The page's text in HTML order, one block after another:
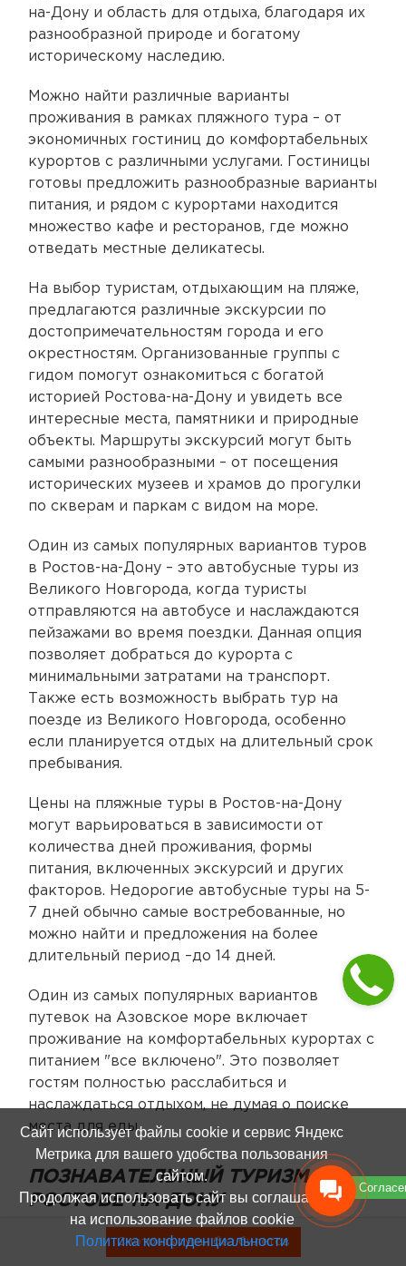
на-Дону и область для отдыха, благодаря их
разнообразной природе и богатому
историческому наследию.
Можно найти различные варианты
проживания в рамках пляжного тура – от
экономичных гостиниц до комфортабельных
курортов с различными услугами. Гостиницы
готовы предложить разнообразные варианты
питания, и рядом с курортами находится
множество кафе и ресторанов, где можно
отведать местные деликатесы.
На выбор туристам, отдыхающим на пляже,
предлагаются различные экскурсии по
достопримечательностям города и его
окрестностям. Организованные группы с
гидом помогут ознакомиться с богатой
историей Ростова-на-Дону и увидеть все
интересные места, памятники и природные
объекты. Маршруты экскурсий могут быть
самыми разнообразными – от посещения
исторических музеев и храмов до прогулки
по скверам и паркам с видом на море.
Один из самых популярных вариантов туров
в Ростов-на-Дону – это автобусные туры из
Великого Новгорода, когда туристы
отправляются на автобусе и наслаждаются
пейзажами во время поездки. Данная опция
позволяет добраться до курорта с
минимальными затратами на транспорт.
Также есть возможность выбрать тур на
поезде из Великого Новгорода, особенно
если планируется отдых на длительный срок
пребывания.
Цены на пляжные туры в Ростов-на-Дону
могут варьироваться в зависимости от
количества дней проживания, формы
питания, включенных экскурсий и других
факторов. Недорогие автобусные туры на 5-
7 дней обычно самые востребованные, но
можно найти и предложения на более
длительный период –до 14 дней.
Один из самых популярных вариантов
путевок на Азовское море включает
проживание на комфортабельных курортах с
питанием "все включено". Это позволяет
гостям полностью расслабиться и
наслаждаться отдыхом, не думая о поиске
места для еды
ПОЗНАВАТЕЛЬНЫЙ ТУРИЗМ В
РОСТОВЕ-НА-ДОНУ
Познавательный туризм в Ростове-на-Дону
Смотреть туры без билетов
Сайт использует файлы cookie и сервис Яндекс
Метрика для вашего удобства пользования
сайтом.
Продолжая использовать сайт вы соглашаетесь
на использование файлов cookie
Политика конфиденциальности